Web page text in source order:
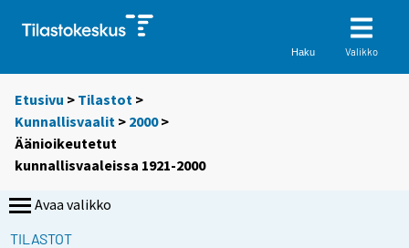
Haku Valikko
Etusivu > Tilastot >
Kunnallisvaalit > 2000>
Äänioikeutetut
kunnallisvaaleissa 1921-2000
Avaa valikko
TILASTOT